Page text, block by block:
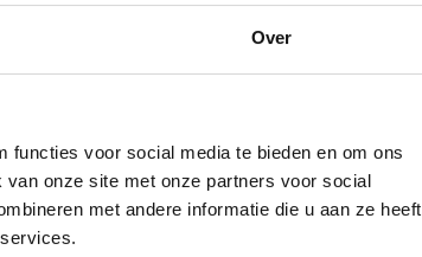
Over
functies voor social media te bieden en om ons
onze site met onze partners voor social
met andere informatie die u aan ze heeft